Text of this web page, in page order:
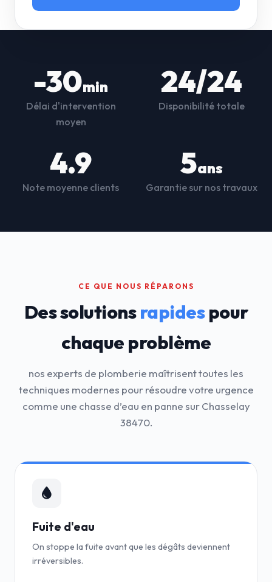
-30min
Délai d'intervention
moyen
24/24
Disponibilité totale
4.9
Note moyenne clients
5ans
Garantie sur nos travaux
CE QUE NOUS RÉPARONS
Des solutionsrapidespour
chaque problème
nos experts de plomberie maîtrisent toutes les
techniques modernes pour résoudre votre urgence
comme une chasse d’eau en panne sur Chasselay
38470.
Fuite d'eau
On stoppe la fuite avant que les dégâts deviennent
irréversibles.